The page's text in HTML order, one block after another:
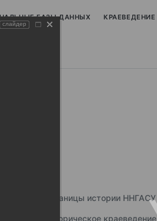
БАЗЫ ДАННЫХ КРАЕВЕДЕНИЕ
Страницы истории ННГАСУ
Историческое краеведение
слайдер